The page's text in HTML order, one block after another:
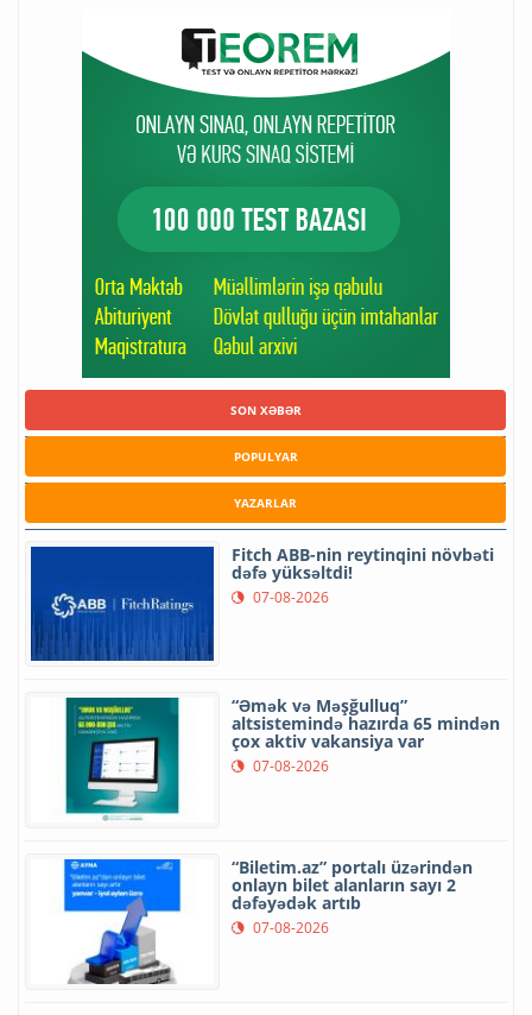
SON XƏBƏR
POPULYAR
YAZARLAR
Fitch ABB-nin reytinqini növbəti
dəfə yüksəltdi!
07-08-2026
“Əmək və Məşğulluq”
altsistemində hazırda 65 mindən
çox aktiv vakansiya var
07-08-2026
“Biletim.az” portalı üzərindən
onlayn bilet alanların sayı 2
dəfəyədək artıb
07-08-2026